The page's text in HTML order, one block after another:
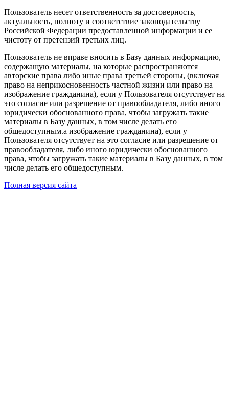
Пользователь несет ответственность за достоверность,
актуальность, полноту и соответствие законодательству
Российской Федерации предоставленной информации и ее
чистоту от претензий третьих лиц.
Пользователь не вправе вносить в Базу данных информацию,
содержащую материалы, на которые распространяются
авторские права либо иные права третьей стороны, (включая
право на неприкосновенность частной жизни или право на
изображение гражданина), если у Пользователя отсутствует на
это согласие или разрешение от правообладателя, либо иного
юридически обоснованного права, чтобы загружать такие
материалы в Базу данных, в том числе делать его
общедоступным.а изображение гражданина), если у
Пользователя отсутствует на это согласие или разрешение от
правообладателя, либо иного юридически обоснованного
права, чтобы загружать такие материалы в Базу данных, в том
числе делать его общедоступным.
Полная версия сайта